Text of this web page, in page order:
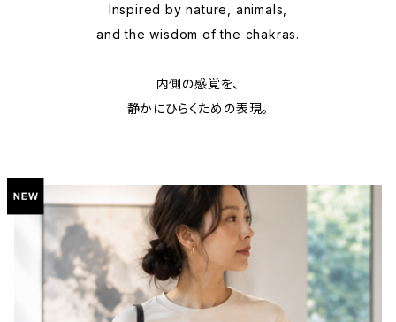
Inspired by nature, animals,
and the wisdom of the chakras.
内側の感覚を、
静かにひらくための表現。